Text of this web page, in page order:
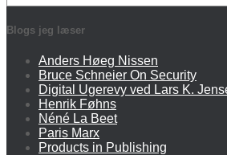
Blogs jeg læser
Anders Høeg Nissen
Bruce Schneier On Security
Digital Ugerevy ved Lars K.
Henrik Føhns
Néné La Beet
Paris Marx
Products in Publishing